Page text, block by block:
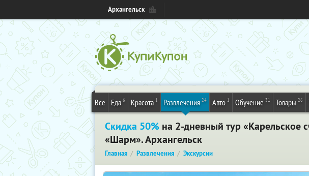
Архангельск
Все Еда 6 Красота 1 Развлечения 24 Авто 1 Обучение 31 Товары 26
Скидка 50% на 2-дневный тур «Карельское
«Шарм». Архангельск
Главная Развлечения Экскурсии